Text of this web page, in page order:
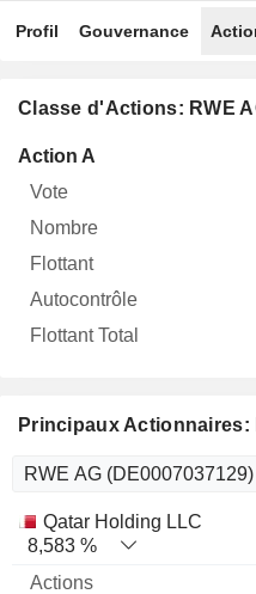
Profil Gouvernance
Classe d'Actions: RWE
Action A
Principaux Actionnaires:
Nom Actions %
Qatar Holding LLC
8,583 %